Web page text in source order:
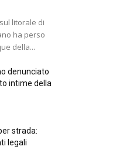
sul litorale di
ha perso
della...
denunciato
intime della
strada:
legali